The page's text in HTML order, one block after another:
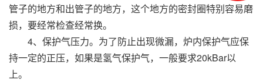
管子的地方和出管子的地方，这个地方的密封圈特别容易磨
损，要经常检查经常换。
4、保护气压力。为了防止出现微漏，炉内保护气应保
持一定的正压，如果是氢气保护气，一般要求20kBar以
上。